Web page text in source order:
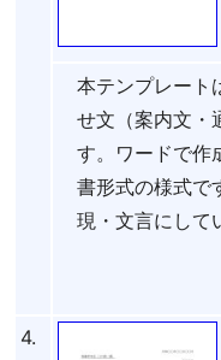
本テンプレート
せ文（案内文・
す。ワードで作
書形式の様式で
現・文言にして
4.